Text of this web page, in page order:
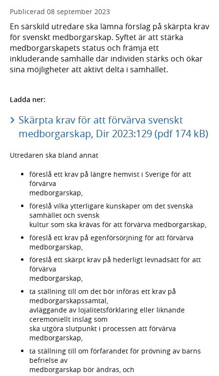
Publicerad 08 september 2023
En särskild utredare ska lämna förslag på skärpta krav
för svenskt medborgarskap. Syftet är att stärka
medborgarskapets status och främja ett
inkluderande samhälle där individen stärks och ökar
sina möjligheter att aktivt delta i samhället.
Ladda ner:
Skärpta krav för att förvärva svenskt
medborgarskap, Dir 2023:129 (pdf 174 kB)
Utredaren ska bland annat
föreslå ett krav på längre hemvist i Sverige för att
förvärva
medborgarskap,
föreslå vilka ytterligare kunskaper om det svenska
samhället och svensk
kultur som ska krävas för att förvärva medborgarskap,
föreslå ett krav på egenförsörjning för att förvärva
medborgarskap,
föreslå ett skärpt krav på hederligt levnadsätt för att
förvärva
medborgarskap,
ta ställning till om det bör införas ett krav på
medborgarskapssamtal,
avläggande av lojalitetsförklaring eller liknande
ceremoniellt inslag som
ska utgöra slutpunkt i processen att förvärva
medborgarskap,
ta ställning till om förfarandet för prövning av barns
befrielse av
medborgarskap bör ändras, och